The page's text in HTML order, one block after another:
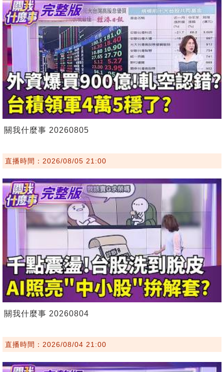
關我什麼事 20260805
直播時間：2026/08/05 21:00
關我什麼事 20260804
直播時間：2026/08/04 21:00